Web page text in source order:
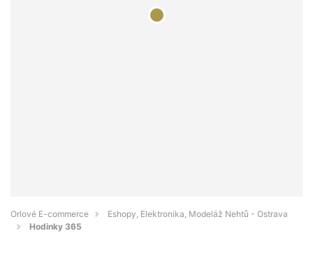
Orlové E-commerce
Eshopy, Elektronika, Modeláž Nehtů - Ostrava
Hodinky 365